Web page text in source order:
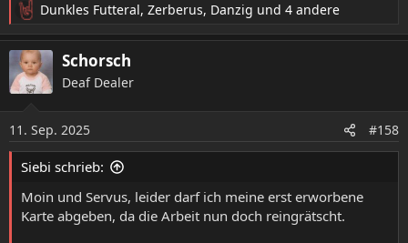
R
e
a
k
t
n
e
n
Dunkles Futteral, Zerberus, Danzig und 4 andere
Schorsch
Deaf Dealer
11. Sep. 2025 #158
Siebi schrieb:
Moin und Servus, leider darf ich meine erst erworbene
Karte abgeben, da die Arbeit nun doch reingrätscht.